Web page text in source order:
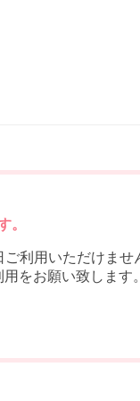
。
ご利用いただけませ
をお願い致します